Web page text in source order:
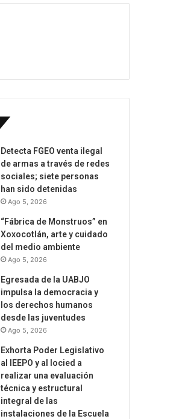
Detecta FGEO venta ilegal
de armas a través de redes
sociales; siete personas
han sido detenidas
Ago 5, 2026
“Fábrica de Monstruos” en
Xoxocotlán, arte y cuidado
del medio ambiente
Ago 5, 2026
Egresada de la UABJO
impulsa la democracia y
los derechos humanos
desde las juventudes
Ago 5, 2026
Exhorta Poder Legislativo
al IEEPO y al Iocied a
realizar una evaluación
técnica y estructural
integral de las
instalaciones de la Escuela